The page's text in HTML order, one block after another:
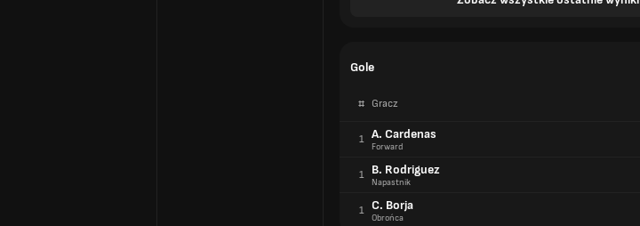
Gole
# Gracz
1 A. Cardenas
Forward
1 B. Rodriguez
Napastnik
1 C. Borja
Obrońca